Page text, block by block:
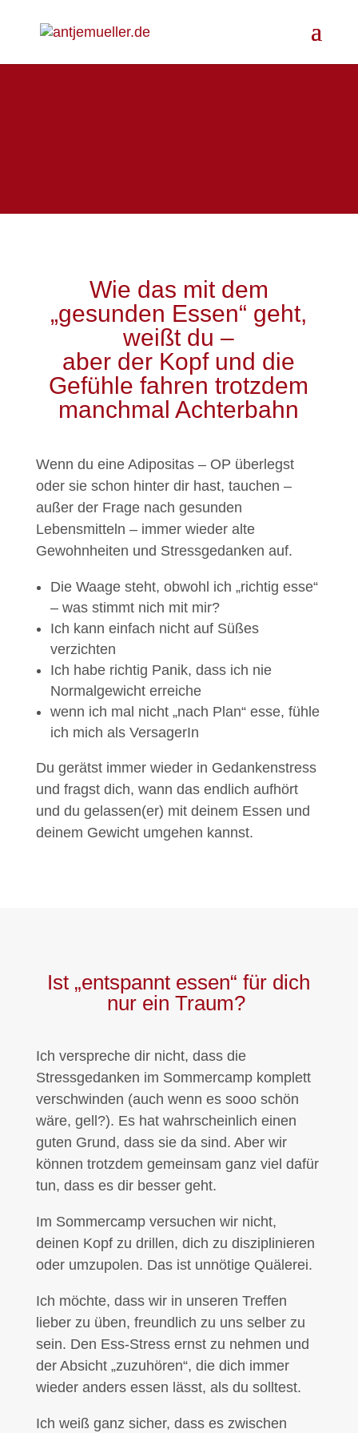
Wie das mit dem
„gesunden Essen“ geht,
weißt du –
aber der Kopf und die
Gefühle fahren trotzdem
manchmal Achterbahn
Wenn du eine Adipositas – OP überlegst
oder sie schon hinter dir hast, tauchen –
außer der Frage nach gesunden
Lebensmitteln – immer wieder alte
Gewohnheiten und Stressgedanken auf.
Die Waage steht, obwohl ich „richtig esse“
– was stimmt nich mit mir?
Ich kann einfach nicht auf Süßes
verzichten
Ich habe richtig Panik, dass ich nie
Normalgewicht erreiche
wenn ich mal nicht „nach Plan“ esse, fühle
ich mich als VersagerIn
Du gerätst immer wieder in Gedankenstress
und fragst dich, wann das endlich aufhört
und du gelassen(er) mit deinem Essen und
deinem Gewicht umgehen kannst.
Ist „entspannt essen“ für dich
nur ein Traum?
Ich verspreche dir nicht, dass die
Stressgedanken im Sommercamp komplett
verschwinden (auch wenn es sooo schön
wäre, gell?). Es hat wahrscheinlich einen
guten Grund, dass sie da sind. Aber wir
können trotzdem gemeinsam ganz viel dafür
tun, dass es dir besser geht.
Im Sommercamp versuchen wir nicht,
deinen Kopf zu drillen, dich zu disziplinieren
oder umzupolen. Das ist unnötige Quälerei.
Ich möchte, dass wir in unseren Treffen
lieber zu üben, freundlich zu uns selber zu
sein. Den Ess-Stress ernst zu nehmen und
der Absicht „zuzuhören“, die dich immer
wieder anders essen lässt, als du solltest.
Ich weiß ganz sicher, dass es zwischen